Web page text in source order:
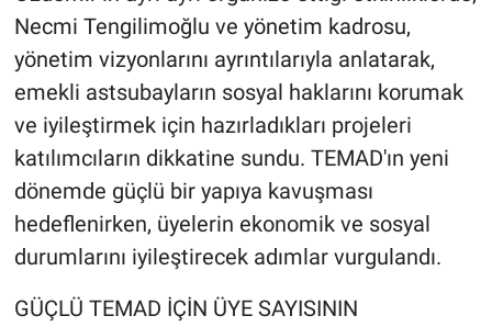
Necmi Tengilimoğlu ve yönetim kadrosu,
yönetim vizyonlarını ayrıntılarıyla anlatarak,
emekli astsubayların sosyal haklarını korumak
ve iyileştirmek için hazırladıkları projeleri
katılımcıların dikkatine sundu. TEMAD'ın yeni
dönemde güçlü bir yapıya kavuşması
hedeflenirken, üyelerin ekonomik ve sosyal
durumlarını iyileştirecek adımlar vurgulandı.
GÜÇLÜ TEMAD İÇİN ÜYE SAYISININ